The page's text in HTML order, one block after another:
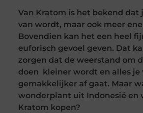
Van Kratom is het bekend dat
van wordt, maar ook meer
Bovendien kan het een heel
euforisch gevoel geven. Dat
zorgen dat de weerstand om
doen kleiner wordt en alles je
gemakkelijker af gaat. Maar
wonderplant uit Indonesië en
Kratom kopen?